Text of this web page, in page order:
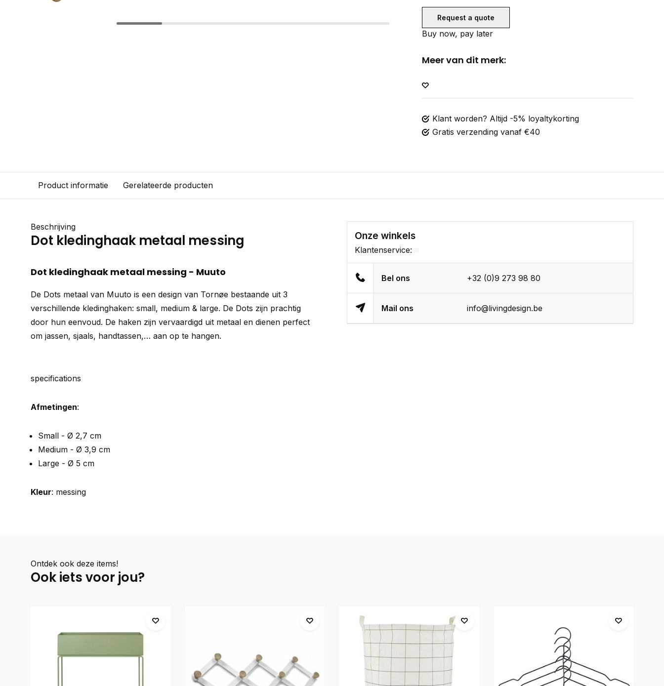
Request a quote
Buy now, pay later
Meer van dit merk:
Klant worden? Altijd -5% loyaltykorting
Gratis verzending vanaf €40
Product informatie Gerelateerde producten
Beschrijving
Dot kledinghaak metaal messing
Dot kledinghaak metaal messing - Muuto
De Dots metaal van Muuto is een design van Tornøe bestaande uit 3
verschillende kledinghaken: small, medium & large. De Dots zijn prachtig
door hun eenvoud. De haken zijn vervaardigd uit metaal en dienen perfect
om jassen, sjaals, handtassen,… aan op te hangen.
specifications
Afmetingen:
Small - Ø 2,7 cm
Medium - Ø 3,9 cm
Large - Ø 5 cm
Kleur: messing
Onze winkels
Klantenservice:
Bel ons +32 (0)9 273 98 80
Mail ons info@livingdesign.be
Ontdek ook deze items!
Ook iets voor jou?